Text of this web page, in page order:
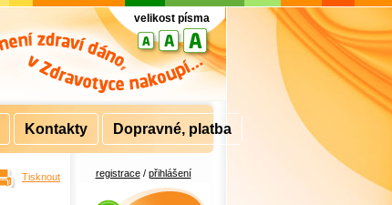
registrace/ přihlášení
Nákupní košík
velikost písma
Tisknout
Kontakty Dopravné, platba